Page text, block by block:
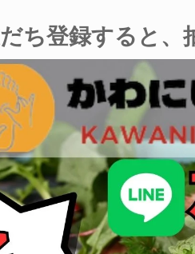
ち登録すると、